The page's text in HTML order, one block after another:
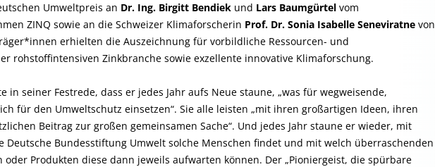
Umweltpreis an Dr. Ing. Birgitt Bendiek und Lars Baumgürtel vom
ZINQ sowie an die Schweizer Klimaforscherin Prof. Dr. Sonia Isabelle Seneviratne von
erhielten die Auszeichnung für vorbildliche Ressourcen- und
rohstoffintensiven Zinkbranche sowie exzellente innovative Klimaforschung.
in seiner Festrede, dass er jedes Jahr aufs Neue staune, „was für wegweisende,
für den Umweltschutz einsetzen“. Sie alle leisten „mit ihren großartigen Ideen, ihren
Beitrag zur großen gemeinsamen Sache“. Und jedes Jahr staune er wieder, mit
Deutsche Bundesstiftung Umwelt solche Menschen findet und mit welch überraschenden
oder Produkten diese dann jeweils aufwarten können. Der „Pioniergeist, die spürbare